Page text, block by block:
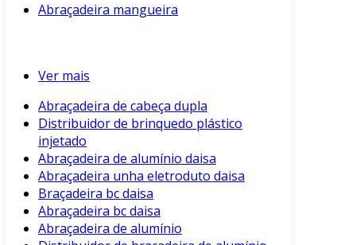
Abraçadeira mangueira
Ver mais
Abraçadeira de cabeça dupla
Distribuidor de brinquedo plástico
injetado
Abraçadeira de alumínio daisa
Abraçadeira unha eletroduto daisa
Braçadeira bc daisa
Abraçadeira bc daisa
Abraçadeira de alumínio